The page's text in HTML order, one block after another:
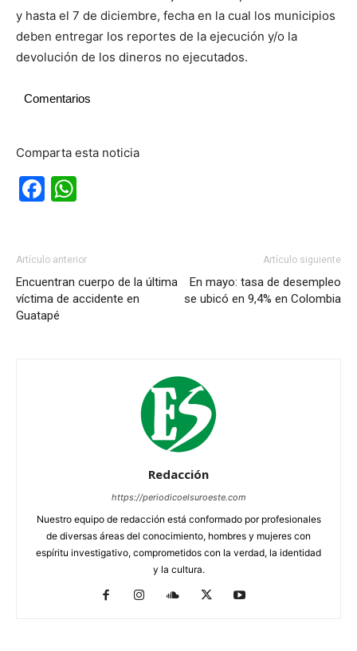
y hasta el 7 de diciembre, fecha en la cual los municipios
deben entregar los reportes de la ejecución y/o la
devolución de los dineros no ejecutados.
Comentarios
Comparta esta noticia
Facebook
Artículo anterior
Encuentran cuerpo de la última
víctima de accidente en
Guatapé
Artículo siguiente
En mayo: tasa de desempleo
se ubicó en 9,4% en Colombia
Redacción
https://periodicoelsuroeste.com
Nuestro equipo de redacción está conformado por profesionales
de diversas áreas del conocimiento, hombres y mujeres con
espíritu investigativo, comprometidos con la verdad, la identidad
y la cultura.